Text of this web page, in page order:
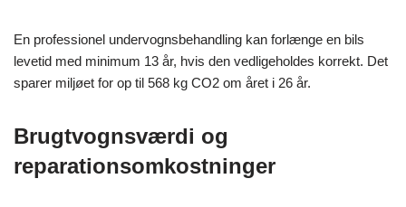
En professionel undervognsbehandling kan forlænge en bils
levetid med minimum 13 år, hvis den vedligeholdes korrekt. Det
sparer miljøet for op til 568 kg CO2 om året i 26 år.
Brugtvognsværdi og
reparationsomkostninger